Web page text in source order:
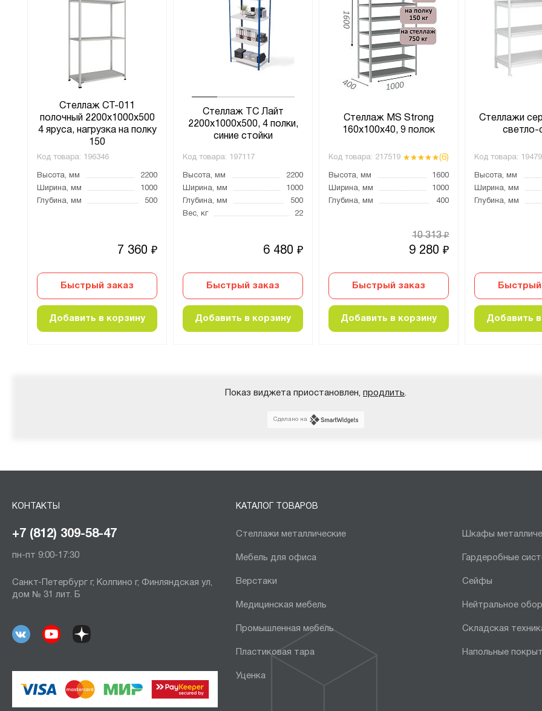
Стеллаж СТ-011
полочный 2200x1000x500
4 яруса, нагрузка на полку
150
Код товара: 196346
Высота, мм
2200
Ширина, мм
1000
Глубина, мм
500
7 360 ₽
Быстрый заказ
Добавить в корзину
Стеллаж ТС Лайт
2200х1000х500, 4 полки,
синие стойки
Код товара: 197117
Высота, мм
2200
Ширина, мм
1000
Глубина, мм
500
Вес, кг
22
6 480 ₽
Быстрый заказ
Добавить в корзину
Стеллаж MS Strong
160х100х40, 9 полок
Код товара: 217519 (6)
Высота, мм
1600
Ширина, мм
1000
Глубина, мм
400
9 280 ₽
10 313₽
Быстрый заказ
Добавить в корзину
Стеллажи
светло-
Код товара:
Высота, мм
Ширина, мм
Глубина, мм
Быстрый
Добавить
Показ виджета приостановлен, продлить.
Сделано на
КОНТАКТЫ
+7 (812) 309-58-47
пн-пт 9:00-17:30
Санкт-Петербург г, Колпино г, Финляндская ул,
дом № 31 лит. Б
КАТАЛОГ ТОВАРОВ
Стеллажи металлические Шкафы
Мебель для офиса Гардеробные
Верстаки Сейфы
Медицинская мебель Нейтральное
Промышленная мебель Складская
Пластиковая тара Напольные
Уценка